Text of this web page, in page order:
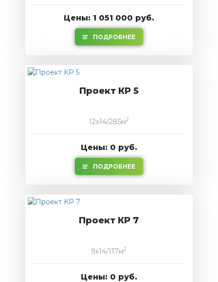
Цены: 1 051 000 руб.
ПОДРОБНЕЕ
Проект КР 5
12x14/285м2
Цены: 0 руб.
ПОДРОБНЕЕ
Проект КР 7
9x14/117м2
Цены: 0 руб.